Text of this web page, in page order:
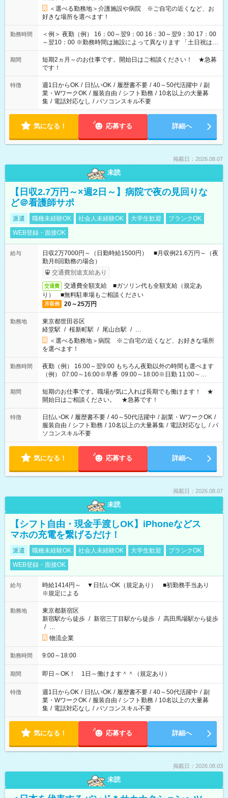
＜選べる勤務地＞介護施設や病院 ※ご自宅の近くなど、お
好きな場所を選べます！
勤務時間
＜例＞ 夜勤（例） 16：00～翌9：00 16：30～翌9：30 17：00
～翌10：00 ※勤務時間は施設によって異なります 「土日祝は休
みたい」 「しっかり稼ぎたい」 「もう少し遅い時間から始めた
い」など ご希望にあったお仕事をご案内いたします。 ※未経験
の方の場合は1～2ヶ月間は日中での仕事を経験いただき、 お
仕事に慣れてからの夜勤になります。 ★家庭の都合でお休みが
必要な場合も遠慮なくご相談ください。
期間
短期2ヵ月～のお仕事です。開始日はご相談ください！ ★急募
です！
特徴 週1日からOK / 日払いOK / 履歴書不要 / 40～50代活躍中 / 副
業・WワークOK / 服装自由 / シフト勤務 / 10名以上の大量募
集 / 電話対応なし / パソコンスキル不要
気になる！ 応募する 詳細へ
掲載日：2026.08.07
未読
【日収2.7万円～×週2日～】病院で夜の見回りな
ど＠看護師サポ
派遣 職種未経験OK 社会人未経験OK 大学生歓迎
ブランクOK
WEB登録・面接OK
給与
日収2万7000円～（日勤時給1500円） ■月収例21.6万円～（夜
勤月8回勤務の場合）
交通費別途支給あり
交通費
交通費全額支給 ■ガソリン代も全額支給（規定あ
り） ■無料駐車場もご相談ください
月収例 20～25万円
勤務地
東京都世田谷区
経堂駅 / 桜新町駅 / 尾山台駅 / …
＜選べる勤務地＞病院 ※ご自宅の近くなど、お好きな場所
を選べます！
勤務時間
夜勤（例） 16:00～翌9:00 もちろん夜勤以外の時間も選べます
（例） 07:00～16:00※早番 09:00～18:00※日勤 11:00～
20:00※遅番 ※時間は、固定・選べる施設もあるので、ご希望が
あれば調整できます！ ※シフト制。勤務地により実働時間が異
なります。★家庭の都合でお休みが必要な場合も遠慮なくご相
談ください。
期間
短期のお仕事です。職場が気に入れば長期でも働けます！ ★
開始日はご相談ください。 ★急募です！
特徴 日払いOK / 履歴書不要 / 40～50代活躍中 / 副業・WワークOK /
服装自由 / シフト勤務 / 10名以上の大量募集 / 電話対応なし / パ
ソコンスキル不要
気になる！ 応募する 詳細へ
掲載日：2026.08.07
未読
【シフト自由・現金手渡しOK】iPhoneなどス
マホの充電を繋げるだけ！
派遣 職種未経験OK 社会人未経験OK 大学生歓迎
ブランクOK
WEB登録・面接OK
給与
時給1414円～ ▼日払いOK（規定あり） ■初勤務手当あり
※規定による
勤務地
東京都新宿区
新宿駅から徒歩 / 新宿三丁目駅から徒歩 / 高田馬場駅から徒歩
/ …
物流企業
勤務時間 9:00～18:00
期間 即日～OK！ 1日～働けます＾＾（規定あり）
特徴 週1日からOK / 日払いOK / 履歴書不要 / 40～50代活躍中 / 副
業・WワークOK / 服装自由 / シフト勤務 / 10名以上の大量募
集 / 電話対応なし / パソコンスキル不要
気になる！ 応募する 詳細へ
掲載日：2026.08.03
未読